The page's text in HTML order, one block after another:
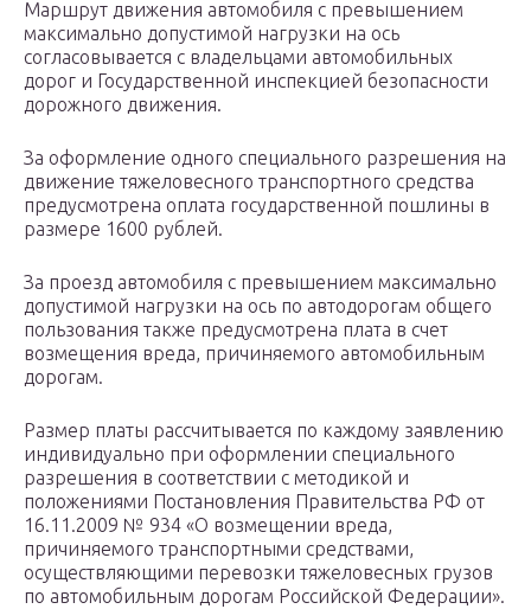
Маршрут движения автомобиля с превышением
максимально допустимой нагрузки на ось
согласовывается с владельцами автомобильных
дорог и Государственной инспекцией безопасности
дорожного движения.
За оформление одного специального разрешения на
движение тяжеловесного транспортного средства
предусмотрена оплата государственной пошлины в
размере 1600 рублей.
За проезд автомобиля с превышением максимально
допустимой нагрузки на ось по автодорогам общего
пользования также предусмотрена плата в счет
возмещения вреда, причиняемого автомобильным
дорогам.
Размер платы рассчитывается по каждому заявлению
индивидуально при оформлении специального
разрешения в соответствии с методикой и
положениями Постановления Правительства РФ от
16.11.2009 № 934 «О возмещении вреда,
причиняемого транспортными средствами,
осуществляющими перевозки тяжеловесных грузов
по автомобильным дорогам Российской Федерации».